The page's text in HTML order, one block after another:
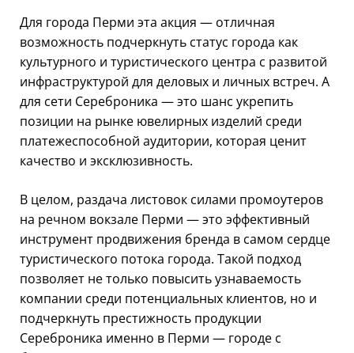
Для города Перми эта акция — отличная
возможность подчеркнуть статус города как
культурного и туристического центра с развитой
инфраструктурой для деловых и личных встреч. А
для сети Сереброника — это шанс укрепить
позиции на рынке ювелирных изделий среди
платежеспособной аудитории, которая ценит
качество и эксклюзивность.
В целом, раздача листовок силами промоутеров
на речном вокзале Перми — это эффективный
инструмент продвижения бренда в самом сердце
туристического потока города. Такой подход
позволяет не только повысить узнаваемость
компании среди потенциальных клиентов, но и
подчеркнуть престижность продукции
Сереброника именно в Перми — городе с